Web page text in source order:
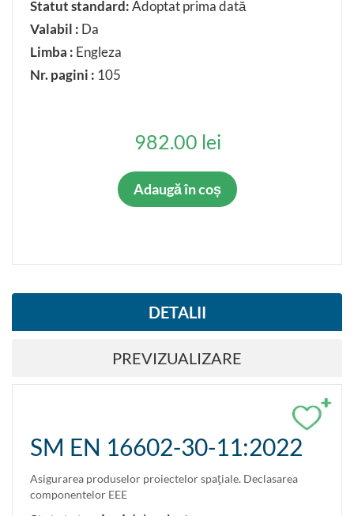
Statut standard:Adoptat prima dată
Valabil : Da
Limba : Engleza
Nr. pagini : 105
982.00 lei
Adaugă în coș
DETALII
PREVIZUALIZARE
+
SM EN 16602-30-11:2022
Asigurarea produselor proiectelor spaţiale. Declasarea
componentelor EEE